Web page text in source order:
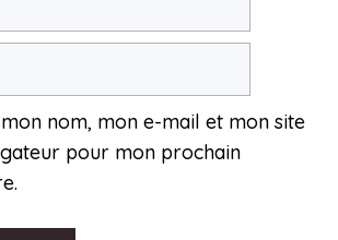
nom, mon e-mail et mon site
pour mon prochain